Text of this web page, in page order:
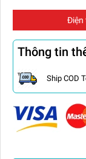
Điện
Thông tin
Ship COD